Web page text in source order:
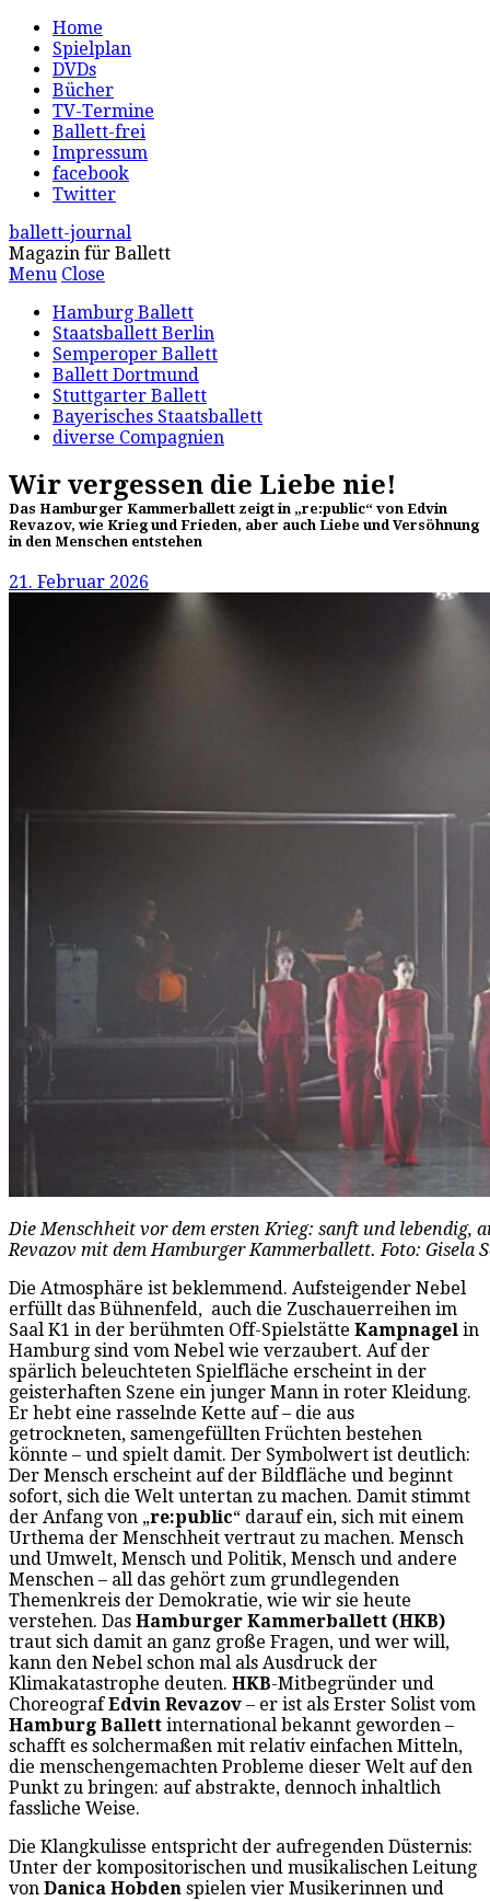
Home
Spielplan
DVDs
Bücher
TV-Termine
Ballett-frei
Impressum
facebook
Twitter
ballett-journal
Magazin für Ballett
Menu Close
Hamburg Ballett
Staatsballett Berlin
Semperoper Ballett
Ballett Dortmund
Stuttgarter Ballett
Bayerisches Staatsballett
diverse Compagnien
Wir vergessen die Liebe nie!
Das Hamburger Kammerballett zeigt in „re:public“ von Edvin
Revazov, wie Krieg und Frieden, aber auch Liebe und Versöhnung
in den Menschen entstehen
21. Februar 2026
Die Menschheit vor dem ersten Krieg: sanft und lebendig,
Revazov mit dem Hamburger Kammerballett. Foto: Gisela
Die Atmosphäre ist beklemmend. Aufsteigender Nebel
erfüllt das Bühnenfeld, auch die Zuschauerreihen im
Saal K1 in der berühmten Off-Spielstätte Kampnagel in
Hamburg sind vom Nebel wie verzaubert. Auf der
spärlich beleuchteten Spielfläche erscheint in der
geisterhaften Szene ein junger Mann in roter Kleidung.
Er hebt eine rasselnde Kette auf – die aus
getrockneten, samengefüllten Früchten bestehen
könnte – und spielt damit. Der Symbolwert ist deutlich:
Der Mensch erscheint auf der Bildfläche und beginnt
sofort, sich die Welt untertan zu machen. Damit stimmt
der Anfang von „re:public“ darauf ein, sich mit einem
Urthema der Menschheit vertraut zu machen. Mensch
und Umwelt, Mensch und Politik, Mensch und andere
Menschen – all das gehört zum grundlegenden
Themenkreis der Demokratie, wie wir sie heute
verstehen. Das Hamburger Kammerballett (HKB)
traut sich damit an ganz große Fragen, und wer will,
kann den Nebel schon mal als Ausdruck der
Klimakatastrophe deuten. HKB-Mitbegründer und
ChoreografEdvin Revazov – er ist als Erster Solist vom
Hamburg Ballett international bekannt geworden –
schafft es solchermaßen mit relativ einfachen Mitteln,
die menschengemachten Probleme dieser Welt auf den
Punkt zu bringen: auf abstrakte, dennoch inhaltlich
fassliche Weise.
Die Klangkulisse entspricht der aufregenden Düsternis:
Unter der kompositorischen und musikalischen Leitung
von Danica Hobden spielen vier Musikerinnen und